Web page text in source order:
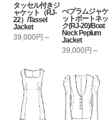
タッセル付きジ
ャケット（RJ-
22）/Tassel
Jacket
39,000円～
ぺプラムジャケ
ットボートネッ
ク(RJ-20)/Boat
Neck Peplum
Jacket
39,000円～